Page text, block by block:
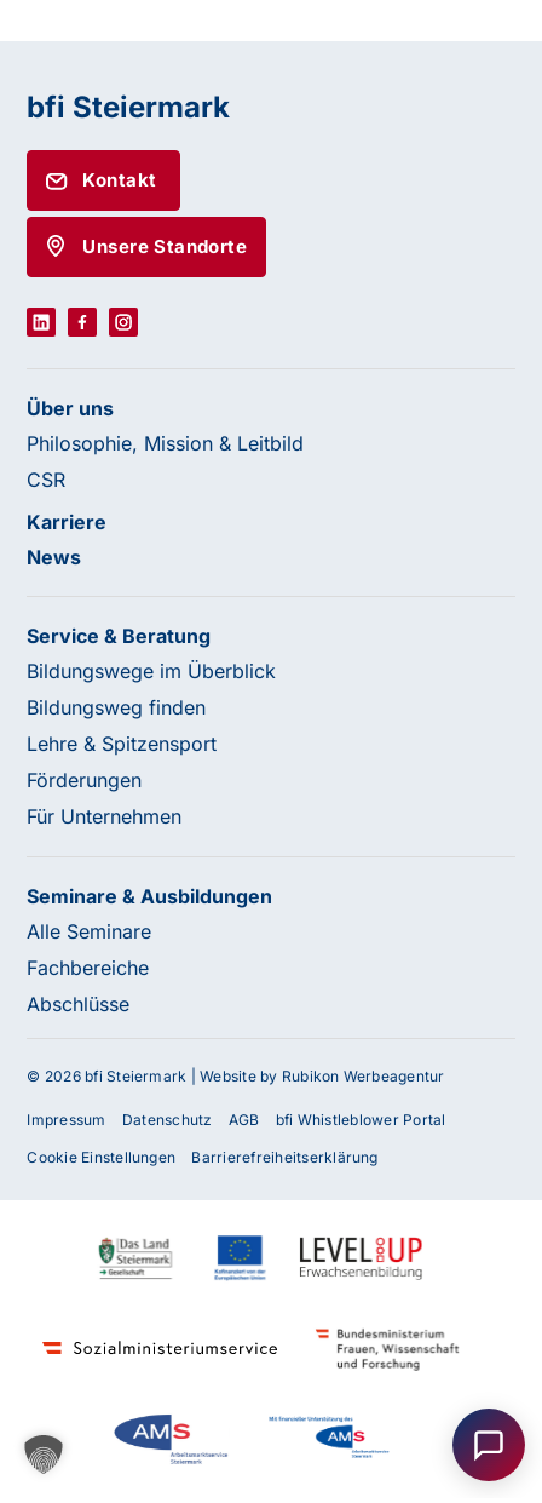
Haben Sie Fragen oder benötigen Sie
Unser Team ist gerne für Sie da! Nehmen Sie jetzt
Kontakt mit uns auf – wir freuen uns auf Ihre Anfrage.
bfi Steiermark
Kontakt
Unsere Standorte
Über uns
Philosophie, Mission & Leitbild
CSR
Karriere
News
Service & Beratung
Bildungswege im Überblick
Bildungsweg finden
Lehre & Spitzensport
Förderungen
Für Unternehmen
Seminare & Ausbildungen
Alle Seminare
Fachbereiche
Abschlüsse
© 2026 bfi Steiermark |Website by Rubikon Werbeagentur
Impressum Datenschutz AGB bfi Whistleblower Portal
Cookie Einstellungen Barrierefreiheitserklärung